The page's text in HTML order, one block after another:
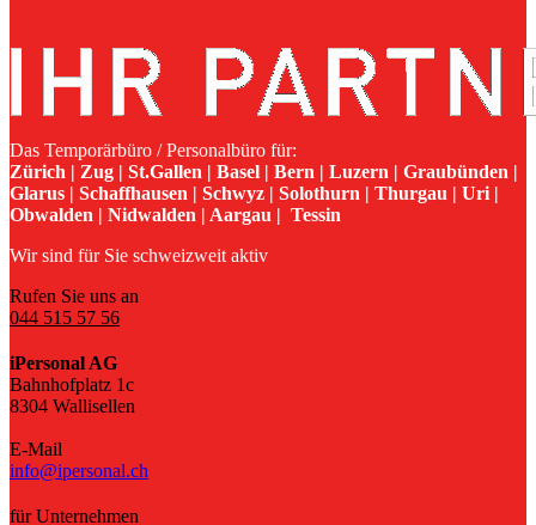
Das Temporärbüro / Personalbüro für:
Zürich | Zug | St.Gallen | Basel | Bern | Luzern | Graubünden |
Glarus | Schaffhausen | Schwyz | Solothurn | Thurgau | Uri |
Obwalden | Nidwalden | Aargau | Tessin
Wir sind für Sie schweizweit aktiv
Rufen Sie uns an
044 515 57 56
iPersonal AG
Bahnhofplatz 1c
8304 Wallisellen
E-Mail
info@ipersonal.ch
für Unternehmen